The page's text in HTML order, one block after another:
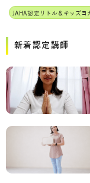
新着認定講師